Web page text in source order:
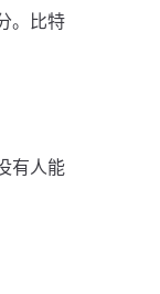
。比特
有人能